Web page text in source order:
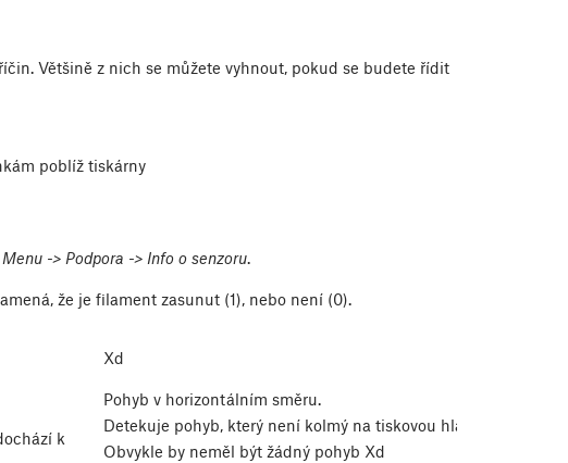
Většině z nich se můžete vyhnout, pokud se budete řídit
poblíž tiskárny
-> Podpora -> Info o senzoru.
že je filament zasunut (1), nebo není (0).
k
Xd
Pohyb v horizontálním směru.
Detekuje pohyb, který není kolmý na tiskovou hlavu.
Obvykle by neměl být žádný pohyb Xd